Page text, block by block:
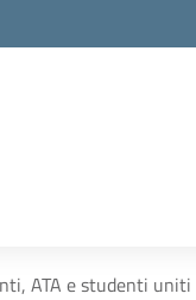
ATA e studenti